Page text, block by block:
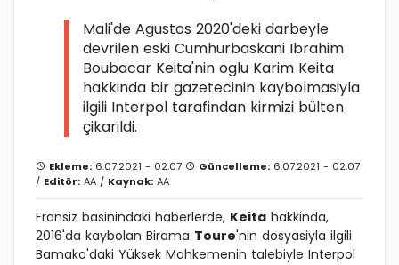
Mali'de Agustos 2020'deki darbeyle
devrilen eski Cumhurbaskani Ibrahim
Boubacar Keita'nin oglu Karim Keita
hakkinda bir gazetecinin kaybolmasiyla
ilgili Interpol tarafindan kirmizi bülten
çikarildi.
Ekleme: 6.07.2021 - 02:07 Güncelleme: 6.07.2021 - 02:07
/ Editör: AA / Kaynak: AA
Fransiz basinindaki haberlerde, Keita hakkinda,
2016'da kaybolan Birama Toure'nin dosyasiyla ilgili
Bamako'daki Yüksek Mahkemenin talebiyle Interpol